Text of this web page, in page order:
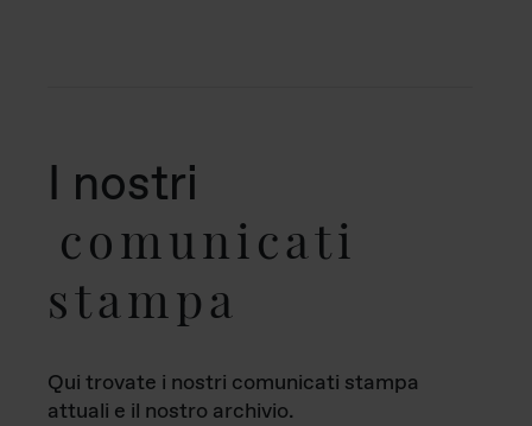
I nostri
comunicati
stampa
Qui trovate i nostri comunicati stampa
attuali e il nostro archivio.